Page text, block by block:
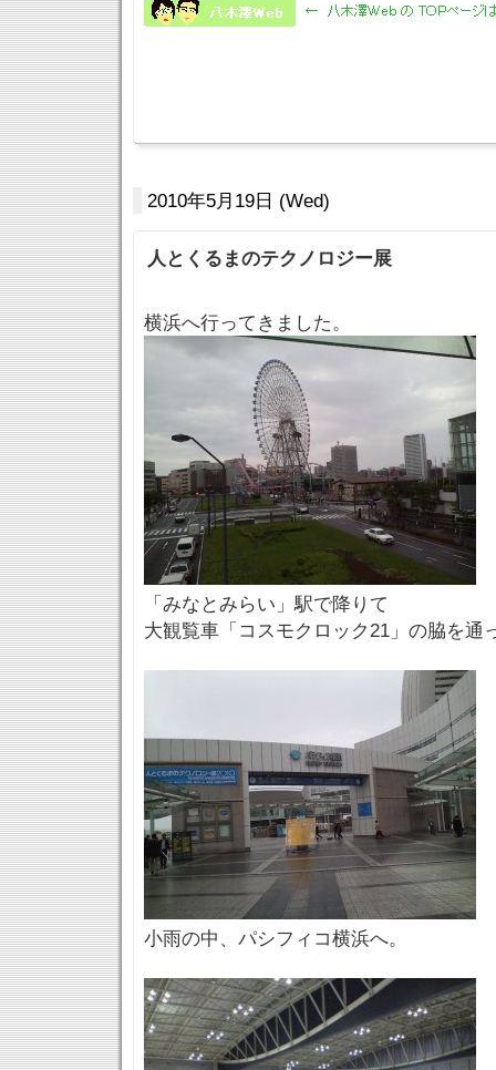
2010年5月19日 (Wed)
人とくるまのテクノロジー展
横浜へ行ってきました。
「みなとみらい」駅で降りて
大観覧車「コスモクロック21」の脇を通
小雨の中、パシフィコ横浜へ。